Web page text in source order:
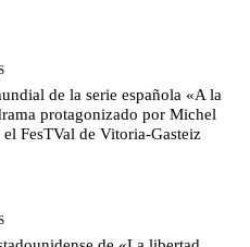
de la serie española «A la
protagonizado por Michel
el FesTVal de Vitoria-Gasteiz